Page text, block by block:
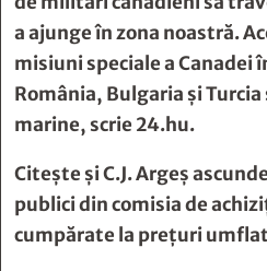
a ajunge în zona noastră.
misiuni speciale aCanadei
România, Bulgaria și
marine, scrie 24.hu.
Citește șiC.J. Argeş
publici din comisia de
cumpărate la preţuri